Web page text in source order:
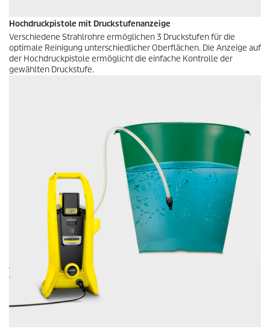
Hochdruckpistole mit Druckstufenanzeige
Verschiedene Strahlrohre ermöglichen 3 Druckstufen für die
optimale Reinigung unterschiedlicher Oberflächen. Die Anzeige auf
der Hochdruckpistole ermöglicht die einfache Kontrolle der
gewählten Druckstufe.